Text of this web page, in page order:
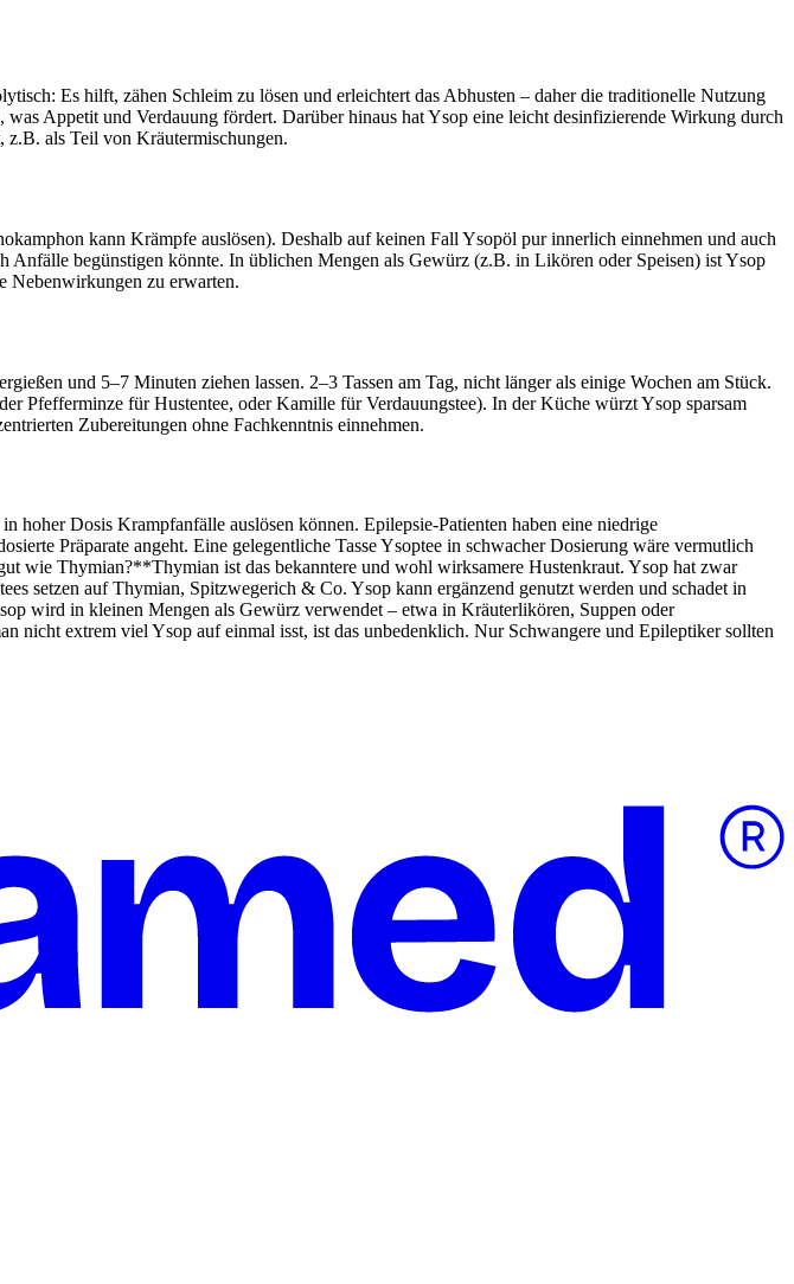
Es hilft, zähen Schleim zu lösen und erleichtert das Abhusten – daher die traditionelle Nutzung
Appetit und Verdauung fördert. Darüber hinaus hat Ysop eine leicht desinfizierende Wirkung durch
z.B. als Teil von Kräutermischungen.
kann Krämpfe auslösen). Deshalb auf keinen Fall Ysopöl pur innerlich einnehmen und auch
begünstigen könnte. In üblichen Mengen als Gewürz (z.B. in Likören oder Speisen) ist Ysop
Nebenwirkungen zu erwarten.
und 5–7 Minuten ziehen lassen. 2–3 Tassen am Tag, nicht länger als einige Wochen am Stück.
Pfefferminze für Hustentee, oder Kamille für Verdauungstee). In der Küche würzt Ysop sparsam
Zubereitungen ohne Fachkenntnis einnehmen.
Dosis Krampfanfälle auslösen können. Epilepsie-Patienten haben eine niedrige
Präparate angeht. Eine gelegentliche Tasse Ysoptee in schwacher Dosierung wäre vermutlich
wie Thymian?**Thymian ist das bekanntere und wohl wirksamere Hustenkraut. Ysop hat zwar
setzen auf Thymian, Spitzwegerich & Co. Ysop kann ergänzend genutzt werden und schadet in
wird in kleinen Mengen als Gewürz verwendet – etwa in Kräuterlikören, Suppen oder
nicht extrem viel Ysop auf einmal isst, ist das unbedenklich. Nur Schwangere und Epileptiker sollten